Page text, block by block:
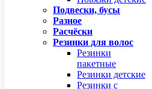
Подвески, бусы
Разное
Расчёски
Резинки для волос
Резинки
пакетные
Резинки детские
Резинки с